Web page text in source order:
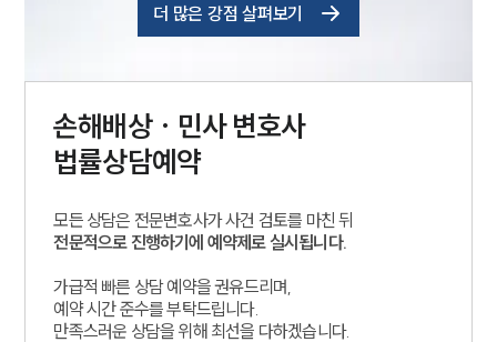
더 많은 강점 살펴보기
손해배상 · 민사변호사
법률상담예약
모든 상담은 전문변호사가 사건 검토를 마친 뒤
전문적으로 진행하기에 예약제로 실시됩니다.
가급적 빠른 상담 예약을 권유드리며,
예약 시간 준수를 부탁드립니다.
만족스러운 상담을 위해 최선을 다하겠습니다.